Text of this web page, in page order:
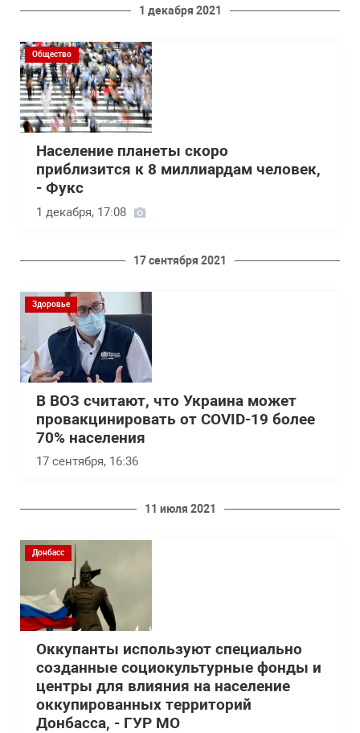
1 декабря 2021
Общество
Население планеты скоро
приблизится к 8 миллиардам человек,
- Фукс
1 декабря, 17:08
17 сентября 2021
Здоровье
В ВОЗ считают, что Украина может
провакцинировать от COVID-19 более
70% населения
17 сентября, 16:36
11 июля 2021
Донбасс
Оккупанты используют специально
созданные социокультурные фонды и
центры для влияния на население
оккупированных территорий
Донбасса, - ГУР МО